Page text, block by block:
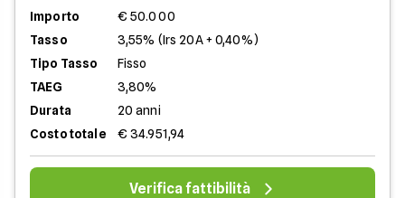
Importo
€ 50.000
Tasso
3,55% (Irs 20A + 0,40%)
Tipo Tasso
Fisso
TAEG
3,80%
Durata
20 anni
Costo totale
€ 34.951,94
Verifica fattibilità